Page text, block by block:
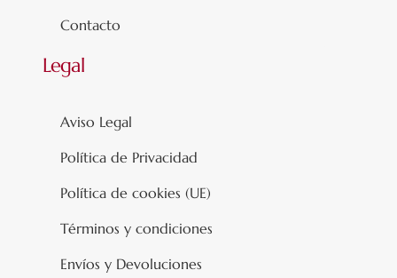
Contacto
Legal
Aviso Legal
Política de Privacidad
Política de cookies (UE)
Términos y condiciones
Envíos y Devoluciones